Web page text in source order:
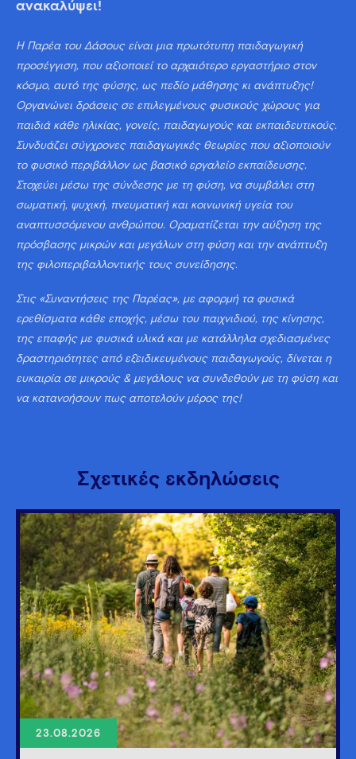
ανακαλύψει!
Η Παρέα του Δάσους είναι μια πρωτότυπη παιδαγωγική
προσέγγιση, που αξιοποιεί το αρχαιότερο εργαστήριο στον
κόσμο, αυτό της φύσης, ως πεδίο μάθησης κι ανάπτυξης!
Οργανώνει δράσεις σε επιλεγμένους φυσικούς χώρους για
παιδιά κάθε ηλικίας, γονείς, παιδαγωγούς και εκπαιδευτικούς.
Συνδυάζει σύγχρονες παιδαγωγικές θεωρίες που αξιοποιούν
το φυσικό περιβάλλον ως βασικό εργαλείο εκπαίδευσης.
Στοχεύει μέσω της σύνδεσης με τη φύση, να συμβάλει στη
σωματική, ψυχική, πνευματική και κοινωνική υγεία του
αναπτυσσόμενου ανθρώπου. Οραματίζεται την αύξηση της
πρόσβασης μικρών και μεγάλων στη φύση και την ανάπτυξη
της φιλοπεριβαλλοντικής τους συνείδησης.
Στις «Συναντήσεις της Παρέας», με αφορμή τα φυσικά
ερεθίσματα κάθε εποχής, μέσω του παιχνιδιού, της κίνησης,
της επαφής με φυσικά υλικά και με κατάλληλα σχεδιασμένες
δραστηριότητες από εξειδικευμένους παιδαγωγούς, δίνεται η
ευκαιρία σε μικρούς & μεγάλους να συνδεθούν με τη φύση και
να κατανοήσουν πως αποτελούν μέρος της!
Σχετικές εκδηλώσεις
23.08.2026